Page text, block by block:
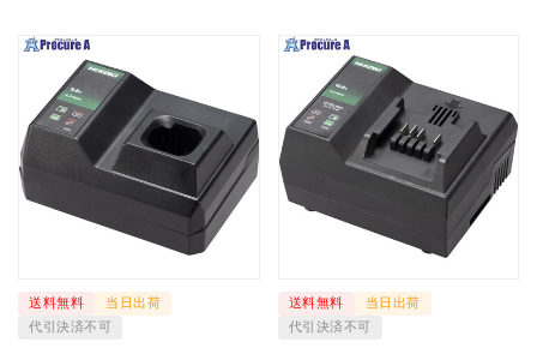
送料無料
当日出荷
代引決済不可
送料無料
当日出荷
代引決済不可